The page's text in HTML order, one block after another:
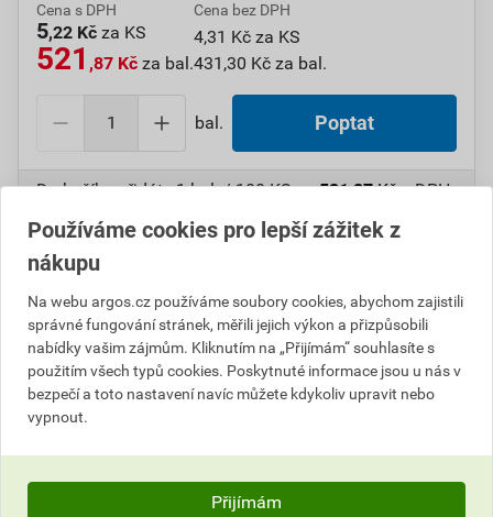
Cena s DPH
5,22 Kč za KS
521 ,87 Kč za bal.
Cena bez DPH
4,31 Kč za KS
431,30 Kč za bal.
bal. Poptat
Do košíku přidáte1 bal. / 100 KSza521,87Kčs DPH
431,30 Kč bez DPH).
Číslo položky:
Popis
Používáme cookies pro lepší zážitek z
nákupu
Na webu argos.cz používáme soubory cookies, abychom zajistili
správné fungování stránek, měřili jejich výkon a přizpůsobili
nabídky vašim zájmům. Kliknutím na „Přijímám“ souhlasíte s
použitím všech typů cookies. Poskytnuté informace jsou u nás v
bezpečí a toto nastavení navíc můžete kdykoliv upravit nebo
vypnout.
Přijímám